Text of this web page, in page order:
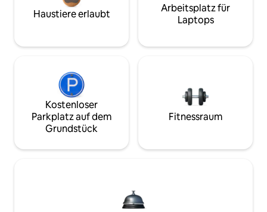
Haustiere erlaubt
Arbeitsplatz für
Laptops
Kostenloser
Parkplatz auf dem
Grundstück
Fitnessraum